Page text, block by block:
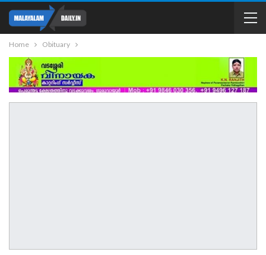
Home Obituary